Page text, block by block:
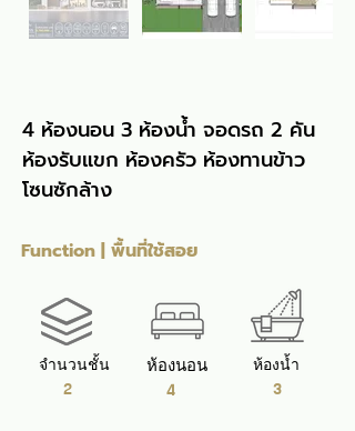
4 ห้องนอน 3 ห้องน้ำ จอดรถ 2 คัน
ห้องรับแขก ห้องครัว ห้องทานข้าว
โซนซักล้าง
Function | พื้นที่ใช้สอย
จำนวนชั้น
4
ห้องนอน ห้องน้ำ
2 3